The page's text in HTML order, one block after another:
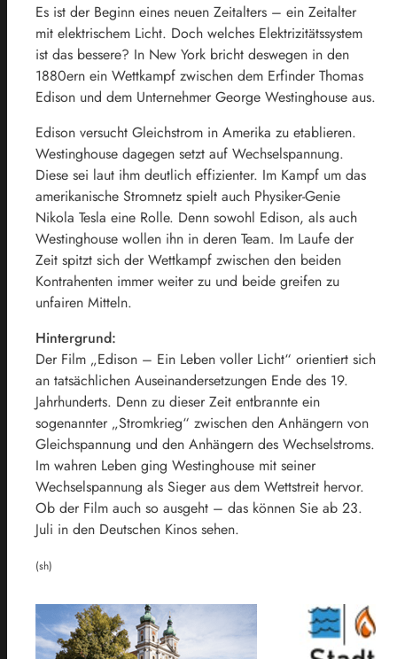
Es ist der Beginn eines neuen Zeitalters – ein Zeitalter
mit elektrischem Licht. Doch welches Elektrizitätssystem
ist das bessere? In New York bricht deswegen in den
1880ern ein Wettkampf zwischen dem Erfinder Thomas
Edison und dem Unternehmer George Westinghouse aus.
Edison versucht Gleichstrom in Amerika zu etablieren.
Westinghouse dagegen setzt auf Wechselspannung.
Diese sei laut ihm deutlich effizienter. Im Kampf um das
amerikanische Stromnetz spielt auch Physiker-Genie
Nikola Tesla eine Rolle. Denn sowohl Edison, als auch
Westinghouse wollen ihn in deren Team. Im Laufe der
Zeit spitzt sich der Wettkampf zwischen den beiden
Kontrahenten immer weiter zu und beide greifen zu
unfairen Mitteln.
Hintergrund:
Der Film „Edison – Ein Leben voller Licht“ orientiert sich
an tatsächlichen Auseinandersetzungen Ende des 19.
Jahrhunderts. Denn zu dieser Zeit entbrannte ein
sogenannter „Stromkrieg“ zwischen den Anhängern von
Gleichspannung und den Anhängern des Wechselstroms.
Im wahren Leben ging Westinghouse mit seiner
Wechselspannung als Sieger aus dem Wettstreit hervor.
Ob der Film auch so ausgeht – das können Sie ab 23.
Juli in den Deutschen Kinos sehen.
(sh)